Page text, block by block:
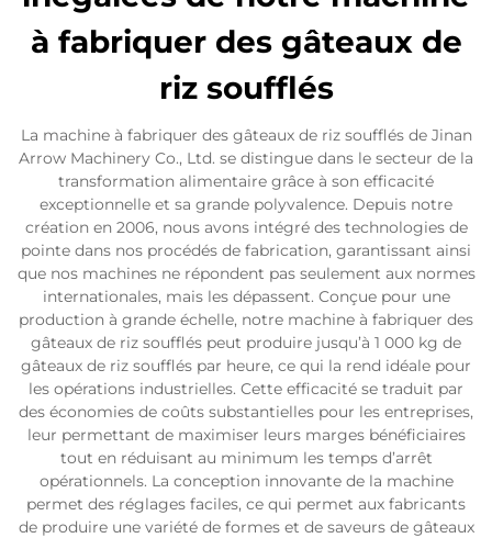
à fabriquer des gâteaux de
riz soufflés
La machine à fabriquer des gâteaux de riz soufflés de Jinan
Arrow Machinery Co., Ltd. se distingue dans le secteur de la
transformation alimentaire grâce à son efficacité
exceptionnelle et sa grande polyvalence. Depuis notre
création en 2006, nous avons intégré des technologies de
pointe dans nos procédés de fabrication, garantissant ainsi
que nos machines ne répondent pas seulement aux normes
internationales, mais les dépassent. Conçue pour une
production à grande échelle, notre machine à fabriquer des
gâteaux de riz soufflés peut produire jusqu’à 1 000 kg de
gâteaux de riz soufflés par heure, ce qui la rend idéale pour
les opérations industrielles. Cette efficacité se traduit par
des économies de coûts substantielles pour les entreprises,
leur permettant de maximiser leurs marges bénéficiaires
tout en réduisant au minimum les temps d’arrêt
opérationnels. La conception innovante de la machine
permet des réglages faciles, ce qui permet aux fabricants
de produire une variété de formes et de saveurs de gâteaux